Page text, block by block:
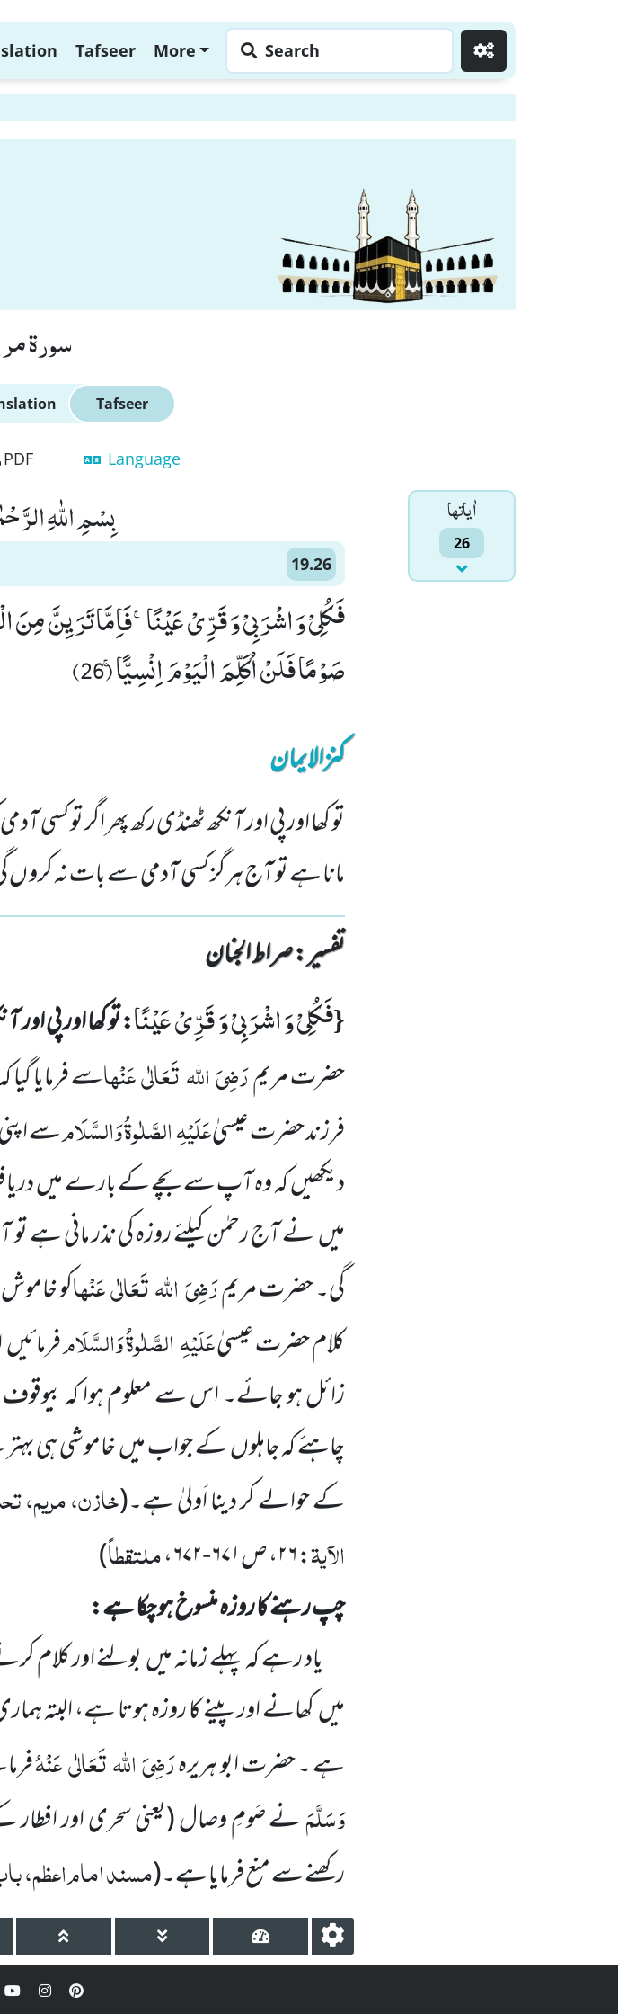
Tafseer More Search
سورة
Tafseer
PDF Language
اٰياتها
26
بِسْمِ اللّٰهِ
19.26
فَكُلِیْ وَ اشْرَبِیْ وَ قَرِّیْ عَیْنًاۚ-فَاِمَّا تَرَیِنَّ
صَوْمًا فَلَنْ اُكَلِّمَ الْیَوْمَ اِنْسِیًّاۚ (26)
کنزالایمان
تو کھا اور پی اور آنکھ ٹھنڈی رکھ پھر اگر تو کسی
مانا ہے تو آج ہرگز کسی آدمی سے بات نہ کرو ں
تفسیر : ‎صراط الجنان
{فَكُلِیْ وَ اشْرَبِیْ وَ قَرِّیْ عَیْنًا:تو کھا اور پی
حضرت مریمرَضِیَاللہتَعَالٰیعَنْہاسے فرمایا
فرزند حضرت عیسیٰعَلَیْہِالصَّلٰوۃُ وَالسَّلَامسے
دیکھیںکہ وہ آپ سے بچے کے بارے میں
میںنے آج رحمٰن کیلئے روزہ کی نذر مانی ہے
گی۔ حضرت مریمرَضِیَاللہتَعَالٰیعَنْہاکو
کلام حضرت عیسیٰعَلَیْہِالصَّلٰوۃُ وَالسَّلَامفرمائیں
زائل ہو جائے۔ اس سے معلوم ہوا کہ
چاہئے کہ جاہلوںکے جواب میںخاموشی ہی
کے حوالے کر دینا اَولیٰ ہے۔(خازن، مریم،
الآیۃ:۲۶، ص۶۷۱-۶۷۲ ،ملتقطاً)
چپ رہنے کا روزہ منسوخ ہو چکا ہے:
یاد رہے کہ پہلے زمانہ میںبولنے اور کلام
میںکھانے اور پینےکا روزہ ہوتا ہے، البتہ
ہے ۔ حضرت ابو ہریرہرَضِیَاللہتَعَالٰیعَنْہُ
وَسَلَّمَنے صَومِ وصال(یعنی سحری اور
رکھنے سے منع فرمایا ہے۔(مسند امام اعظم،